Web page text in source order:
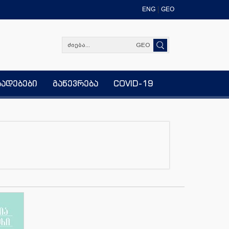
ENG GEO
GEO
გაწევრება COVID-19